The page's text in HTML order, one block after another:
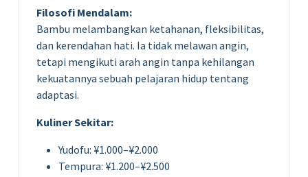
Filosofi Mendalam:
Bambu melambangkan ketahanan, fleksibilitas,
dan kerendahan hati. Ia tidak melawan angin,
tetapi mengikuti arah angin tanpa kehilangan
kekuatannya sebuah pelajaran hidup tentang
adaptasi.
Kuliner Sekitar:
Yudofu: ¥1.000–¥2.000
Tempura: ¥1.200–¥2.500